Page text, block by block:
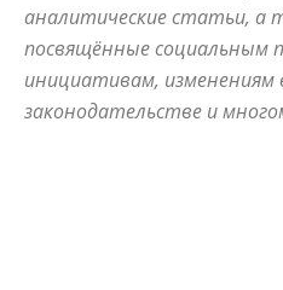
аналитические статьи, а
посвящённые социальным
инициативам, изменениям
законодательстве и